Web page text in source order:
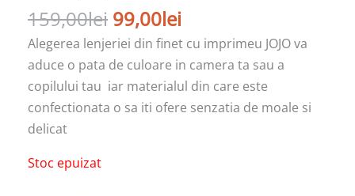
159,00lei 99,00lei
Alegerea lenjeriei din finet cu imprimeu JOJO va
aduce o pata de culoare in camera ta sau a
copilului tau iar materialul din care este
confectionata o sa iti ofere senzatia de moale si
delicat
Stoc epuizat